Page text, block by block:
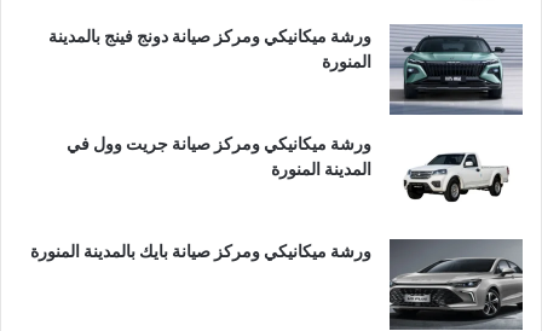
ورشة ميكانيكي ومركز صيانة دونج فينج بالمدينة
المنورة
ورشة ميكانيكي ومركز صيانة جريت وول في
المدينة المنورة
ورشة ميكانيكي ومركز صيانة بايك بالمدينة المنورة